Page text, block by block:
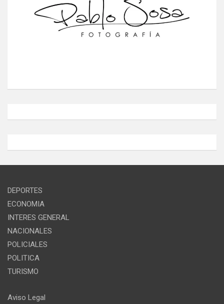
DEPORTES
ECONOMIA
INTERES GENERAL
NACIONALES
POLICIALES
POLITICA
TURISMO
Aviso Legal